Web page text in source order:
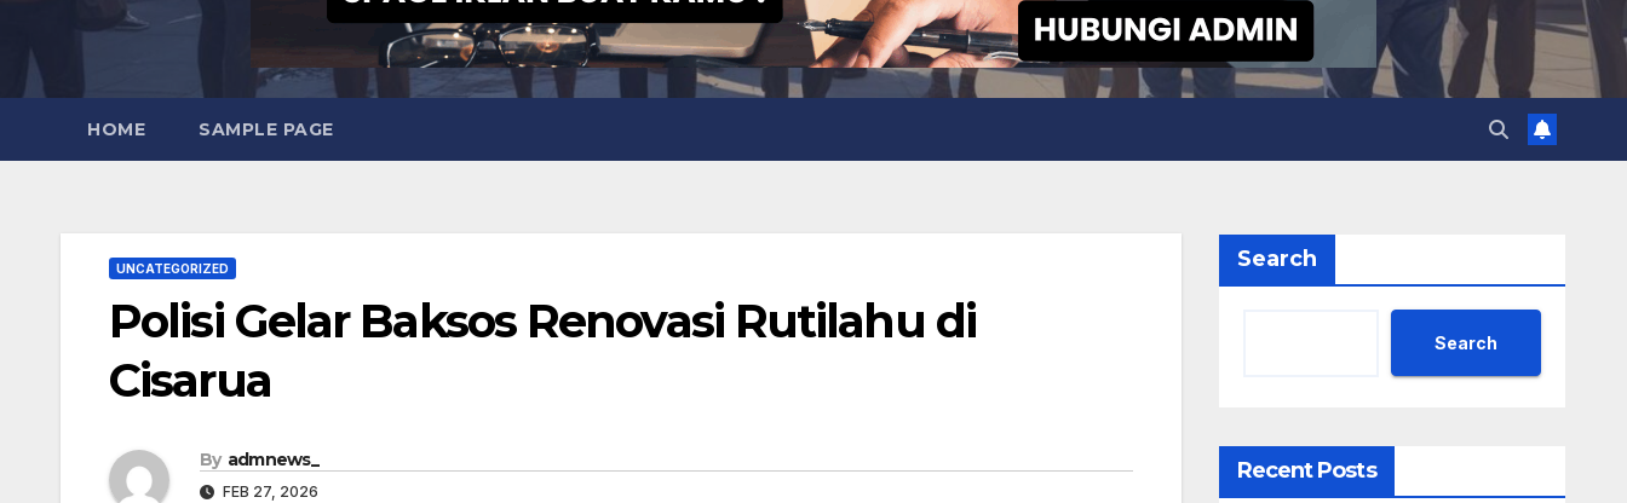
HOME SAMPLE PAGE
UNCATEGORIZED
Polisi Gelar Baksos Renovasi Rutilahu di
Cisarua
By admnews_
FEB 27, 2026
Search
Search
Recent Posts